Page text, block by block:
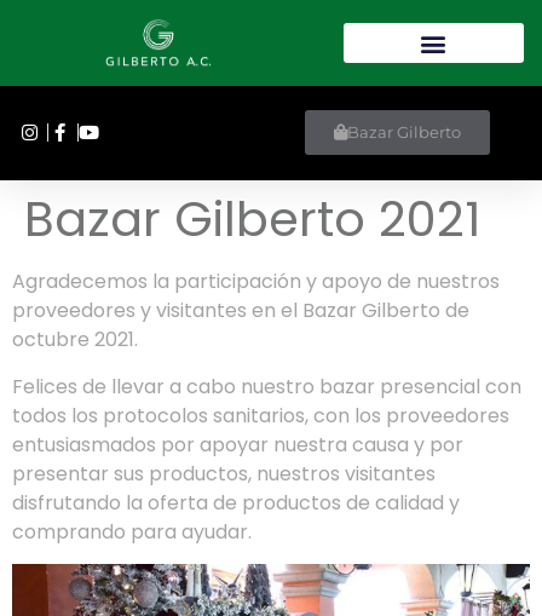
Bazar Gilberto
Bazar Gilberto 2021
Agradecemos la participación y apoyo de nuestros
proveedores y visitantes en el Bazar Gilberto de
octubre 2021.
Felices de llevar a cabo nuestro bazar presencial con
todos los protocolos sanitarios, con los proveedores
entusiasmados por apoyar nuestra causa y por
presentar sus productos, nuestros visitantes
disfrutando la oferta de productos de calidad y
comprando para ayudar.